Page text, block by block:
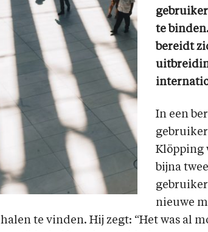
te
bereidt
In een
Klöpping
bijna
nieuwe
te vinden. Hij zegt: “Het was al